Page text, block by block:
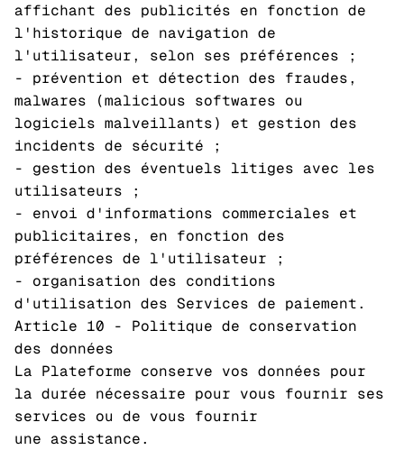
affichant des publicités en fonction de
l'historique de navigation de
l'utilisateur, selon ses préférences ;
- prévention et détection des fraudes,
malwares (malicious softwares ou
logiciels malveillants) et gestion des
incidents de sécurité ;
- gestion des éventuels litiges avec les
utilisateurs ;
- envoi d'informations commerciales et
publicitaires, en fonction des
préférences de l'utilisateur ;
- organisation des conditions
d'utilisation des Services de paiement.
Article 10 - Politique de conservation
des données
La Plateforme conserve vos données pour
la durée nécessaire pour vous fournir ses
services ou de vous fournir
une assistance.